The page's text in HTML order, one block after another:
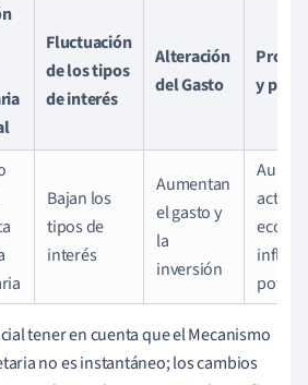
Fluctuación
de los tipos
de interés
Alteración
del Gasto
y
Bajan los
tipos de
interés
Aumentan
el gasto y
la
inversión
tener en cuenta que el Mecanismo
no es instantáneo; los cambios